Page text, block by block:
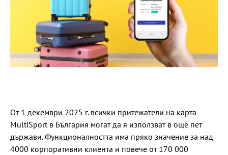
От 1 декември 2025 г. всички притежатели на карта
MultiSport в България могат да я използват в още пет
държави. Функционалността има пряко значение за над
4000 корпоративни клиента и повече от 170 000